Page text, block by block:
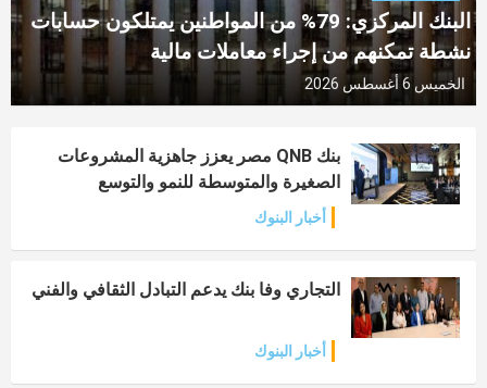
البنك المركزي: 79% من المواطنين يمتلكون حسابات
نشطة تمكنهم من إجراء معاملات مالية
الخميس 6 أغسطس 2026
بنك QNB مصر يعزز جاهزية المشروعات
الصغيرة والمتوسطة للنمو والتوسع
أخبار البنوك
التجاري وفا بنك يدعم التبادل الثقافي والفني
أخبار البنوك